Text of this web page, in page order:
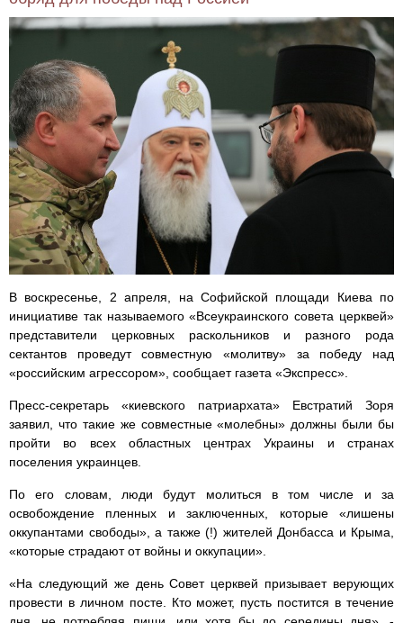
В воскресенье, 2 апреля, на Софийской площади Киева по
инициативе так называемого «Всеукраинского совета церквей»
представители церковных раскольников и разного рода
сектантов проведут совместную «молитву» за победу над
«российским агрессором», сообщает газета «Экспресс».
Пресс-секретарь «киевского патриархата» Евстратий Зоря
заявил, что такие же совместные «молебны» должны были бы
пройти во всех областных центрах Украины и странах
поселения украинцев.
По его словам, люди будут молиться в том числе и за
освобождение пленных и заключенных, которые «лишены
оккупантами свободы», а также (!) жителей Донбасса и Крыма,
«которые страдают от войны и оккупации».
«На следующий же день Совет церквей призывает верующих
провести в личном посте. Кто может, пусть постится в течение